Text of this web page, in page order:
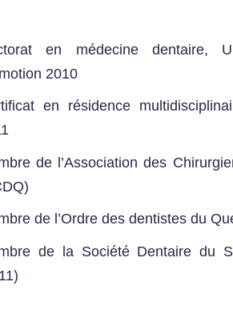
en médecine dentaire,
2010
en résidence
de l’Association des
de l’Ordre des dentistes du
de la Société Dentaire du